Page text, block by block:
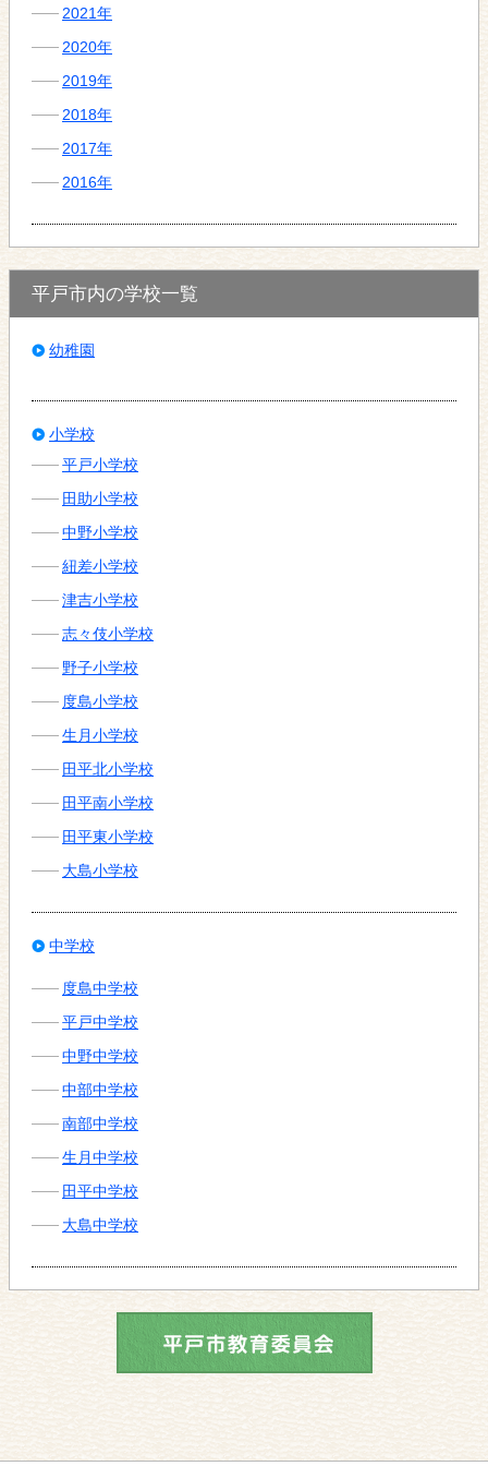
2021年
2020年
2019年
2018年
2017年
2016年
平戸市内の学校一覧
幼稚園
小学校
平戸小学校
田助小学校
中野小学校
紐差小学校
津吉小学校
志々伎小学校
野子小学校
度島小学校
生月小学校
田平北小学校
田平南小学校
田平東小学校
大島小学校
中学校
度島中学校
平戸中学校
中野中学校
中部中学校
南部中学校
生月中学校
田平中学校
大島中学校